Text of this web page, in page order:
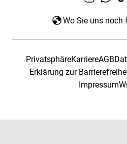
Wo Sie uns noch
PrivatsphäreKarriereAGB
Erklärung zur
Impressum